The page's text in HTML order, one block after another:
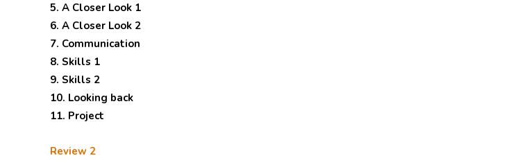
5. A Closer Look 1
6. A Closer Look 2
7. Communication
8. Skills 1
9. Skills 2
10. Looking back
11. Project
Review 2